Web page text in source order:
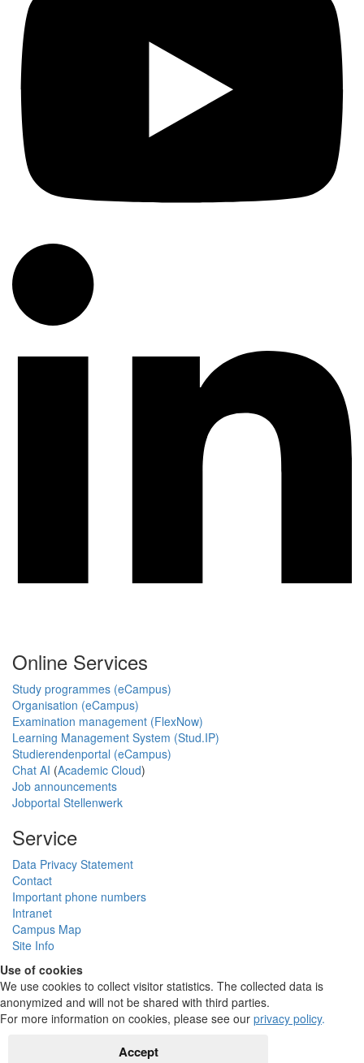
Online Services
Study programmes (eCampus)
Organisation (eCampus)
Examination management (FlexNow)
Learning Management System (Stud.IP)
Studierendenportal (eCampus)
Chat AI (Academic Cloud)
Job announcements
Jobportal Stellenwerk
Service
Data Privacy Statement
Contact
Important phone numbers
Intranet
Campus Map
Site Info
Use of cookies
We use cookies to collect visitor statistics. The collected data is
anonymized and will not be shared with third parties.
For more information on cookies, please see our privacy policy.
Accept